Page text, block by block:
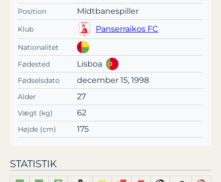
Position Midtbanespiller
Klub Panserraikos FC
Nationalitet
Fødested
Lisboa
Fødselsdato december 15, 1998
Alder 27
Vægt (kg) 62
Højde (cm) 175
STATISTIK